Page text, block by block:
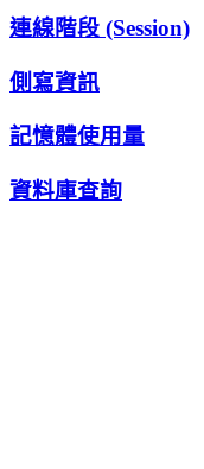
連線階段 (Session)
側寫資訊
記憶體使用量
資料庫查詢